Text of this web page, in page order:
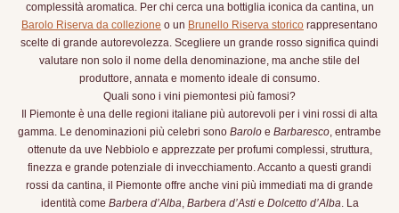
complessità aromatica. Per chi cerca una bottiglia iconica da cantina, un
Barolo Riserva da collezione o un Brunello Riserva storico rappresentano
scelte di grande autorevolezza. Scegliere un grande rosso significa quindi
valutare non solo il nome della denominazione, ma anche stile del
produttore, annata e momento ideale di consumo.
Quali sono i vini piemontesi più famosi?
Il Piemonte è una delle regioni italiane più autorevoli per i vini rossi di alta
gamma. Le denominazioni più celebri sono Barolo e Barbaresco, entrambe
ottenute da uve Nebbiolo e apprezzate per profumi complessi, struttura,
finezza e grande potenziale di invecchiamento. Accanto a questi grandi
rossi da cantina, il Piemonte offre anche vini più immediati ma di grande
identità come Barbera d’Alba, Barbera d’Astie Dolcetto d’Alba. La